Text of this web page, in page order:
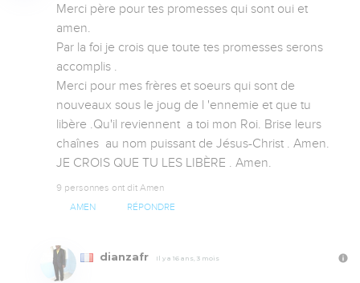
Merci père pour tes promesses qui sont oui et
amen.
Par la foi je crois que toute tes promesses serons
accomplis .
Merci pour mes frères et soeurs qui sont de
nouveaux sous le joug de l 'ennemie et que tu
libère .Qu'il reviennent  a toi mon Roi. Brise leurs
chaînes  au nom puissant de Jésus-Christ . Amen.
JE CROIS QUE TU LES LIBÈRE . Amen.
9 personnes ont dit Amen
AMEN RÉPONDRE
dianzafr Il y a 16 ans, 3 mois